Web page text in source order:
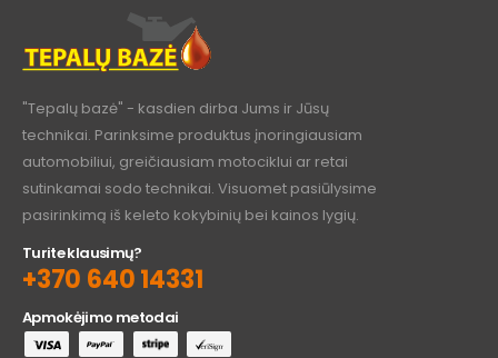
"Tepalų bazė" - kasdien dirba Jums ir Jūsų
technikai. Parinksime produktus įnoringiausiam
automobiliui, greičiausiam motociklui ar retai
sutinkamai sodo technikai. Visuomet pasiūlysime
pasirinkimą iš keleto kokybinių bei kainos lygių.
Turite klausimų?
+370 640 14331
Apmokėjimo metodai